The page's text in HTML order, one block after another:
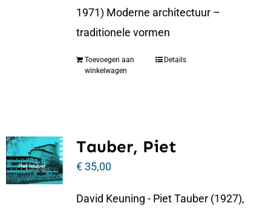
1971) Moderne architectuur –
traditionele vormen
Toevoegen aan
winkelwagen
Details
Tauber, Piet
€35,00
David Keuning - Piet Tauber (1927),